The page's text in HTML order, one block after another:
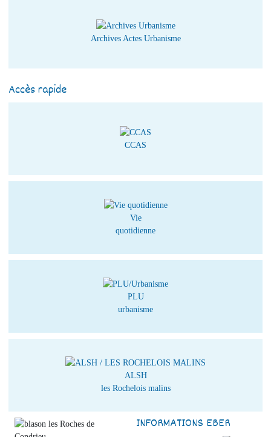
Archives Actes Urbanisme
Accès rapide
CCAS
Vie
quotidienne
PLU
urbanisme
ALSH
les Rochelois malins
INFORMATIONS EBER